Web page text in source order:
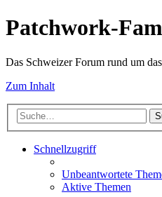
Patchwork-
Das Schweizer Forum rund um
Zum Inhalt
Schnellzugriff
Unbeantwortete
Aktive Themen